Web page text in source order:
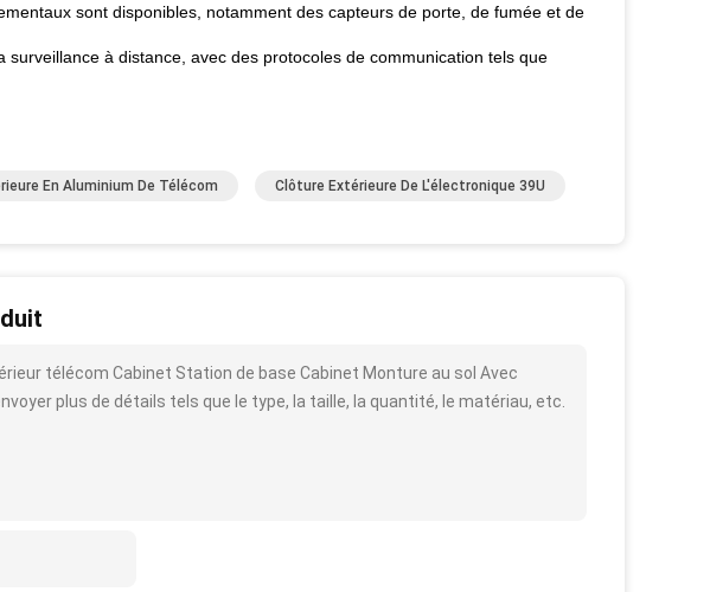
sont disponibles, notamment des capteurs de porte, de fumée et de
à distance, avec des protocoles de communication tels que
En Aluminium De Télécom Clôture Extérieure De L'électronique 39U
télécom Cabinet Station de base Cabinet Monture au sol Avec
plus de détails tels que le type, la taille, la quantité, le matériau, etc.